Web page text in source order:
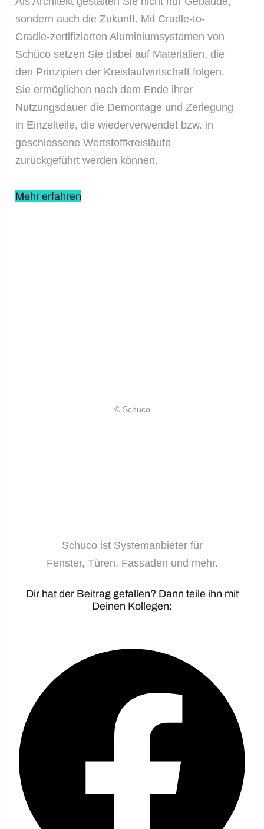
sondern auch die Zukunft. Mit Cradle-to-
Cradle-zertifizierten Aluminiumsystemen von
Schüco setzen Sie dabei auf Materialien, die
den Prinzipien der Kreislaufwirtschaft folgen.
Sie ermöglichen nach dem Ende ihrer
Nutzungsdauer die Demontage und Zerlegung
in Einzelteile, die wiederverwendet bzw. in
geschlossene Wertstoffkreisläufe
zurückgeführt werden können.
Mehr erfahren
© Schüco
Schüco ist Systemanbieter für
Fenster, Türen, Fassaden und mehr.
Dir hat der Beitrag gefallen? Dann teile ihn mit
Deinen Kollegen: